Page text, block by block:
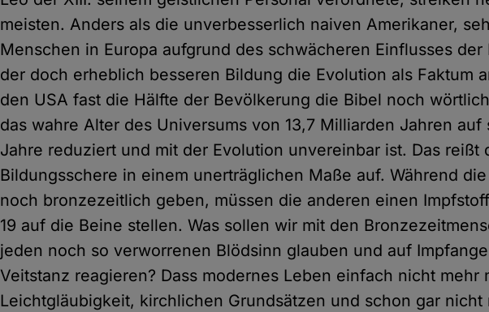
meisten. Anders als die unverbesserlich naiven Amerikaner,
Menschen in Europa aufgrund des schwächeren Einflusses der
der doch erheblich besseren Bildung die Evolution als Faktum
den USA fast die Hälfte der Bevölkerung die Bibel noch
das wahre Alter des Universums von 13,7 Milliarden Jahren auf
Jahre reduziert und mit der Evolution unvereinbar ist. Das reißt
Bildungsschere in einem unerträglichen Maße auf. Während
noch bronzezeitlich geben, müssen die anderen einen
19 auf die Beine stellen. Was sollen wir mit den
jeden noch so verworrenen Blödsinn glauben und auf
Veitstanz reagieren? Dass modernes Leben einfach nicht mehr
Leichtgläubigkeit, kirchlichen Grundsätzen und schon gar nicht